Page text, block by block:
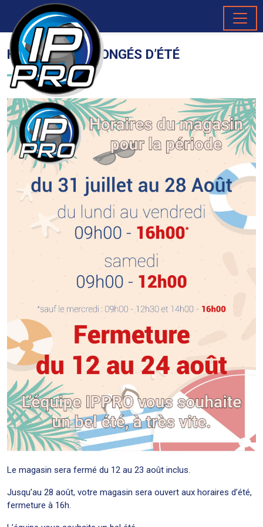
Passer au contenu principal
HORAIRES ET CONGÉS D’ÉTÉ
Le magasin sera fermé du 12 au 23 août inclus.
Jusqu’au 28 août, votre magasin sera ouvert aux horaires d’été,
fermeture à 16h.